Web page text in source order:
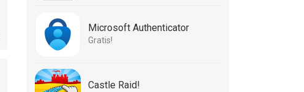
Microsoft Authenticator
Gratis!
Castle Raid!